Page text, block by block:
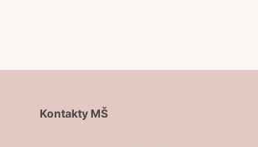
Kontakty MŠ